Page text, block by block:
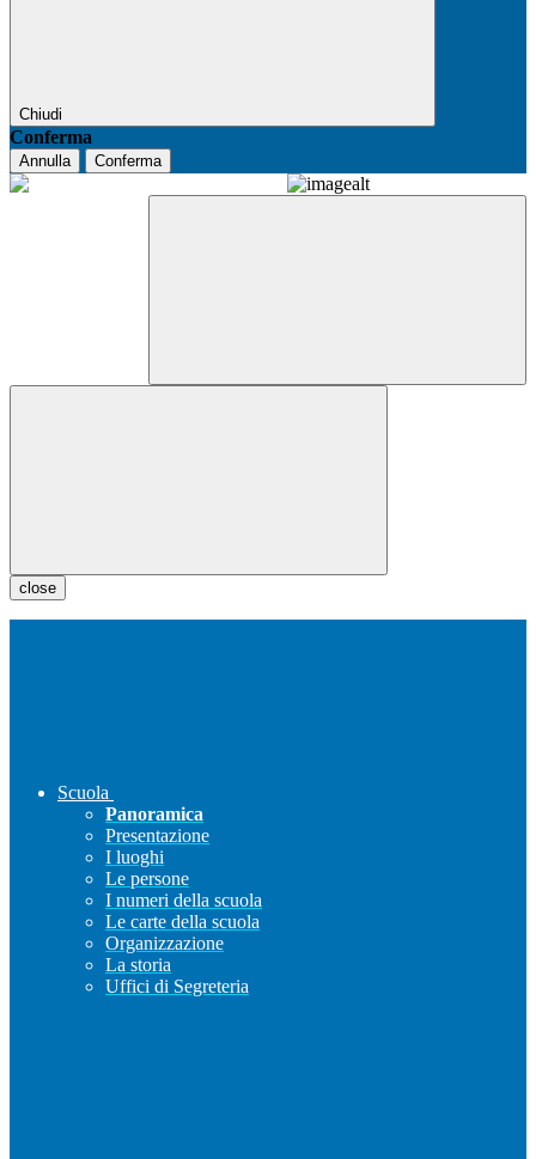
Chiudi
Conferma
Annulla Conferma
close
Scuola
Panoramica
Presentazione
I luoghi
Le persone
I numeri della scuola
Le carte della scuola
Organizzazione
La storia
Uffici di Segreteria